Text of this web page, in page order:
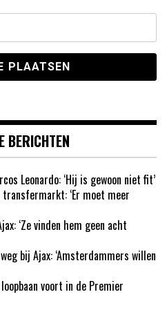
BERICHTEN
Leonardo: ‘Hij is gewoon niet fit’
‘Er moet meer
‘Ze vinden hem geen acht
bij Ajax: ‘Amsterdammers willen
voort in de Premier